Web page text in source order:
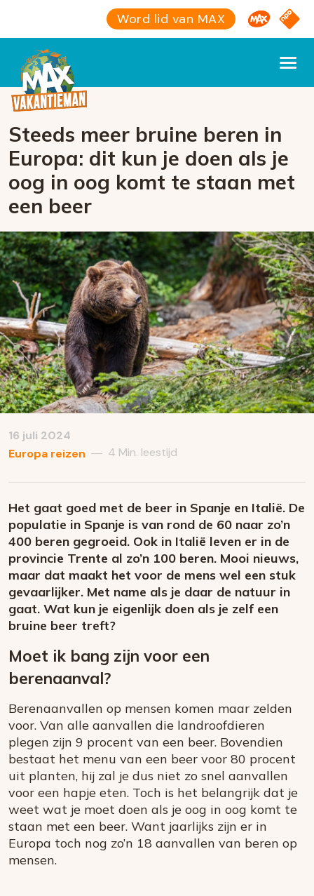
Word lid van MAX Omroep
NPO
Steeds meer bruine beren in
Europa: dit kun je doen als je
oog in oog komt te staan met
een beer
16 juli 2024
Europa reizen — 4 Min. leestijd
Het gaat goed met de beer in Spanje en Italië. De
populatie in Spanje is van rond de 60 naar zo’n
400 beren gegroeid. Ook in Italië leven er in de
provincie Trente al zo’n 100 beren. Mooi nieuws,
maar dat maakt het voor de mens wel een stuk
gevaarlijker. Met name als je daar de natuur in
gaat. Wat kun je eigenlijk doen als je zelf een
bruine beer treft?
Moet ik bang zijn voor een
berenaanval?
Berenaanvallen op mensen komen maar zelden
voor. Van alle aanvallen die landroofdieren
plegen zijn 9 procent van een beer. Bovendien
bestaat het menu van een beer voor 80 procent
uit planten, hij zal je dus niet zo snel aanvallen
voor een hapje eten. Toch is het belangrijk dat je
weet wat je moet doen als je oog in oog komt te
staan met een beer. Want jaarlijks zijn er in
Europa toch nog zo’n 18 aanvallen van beren op
mensen.